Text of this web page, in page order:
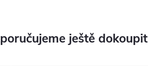
ještě dokoupit